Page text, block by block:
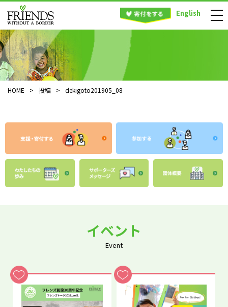
English
HOME > 投稿 > dekigoto201905_08
イベント
Event